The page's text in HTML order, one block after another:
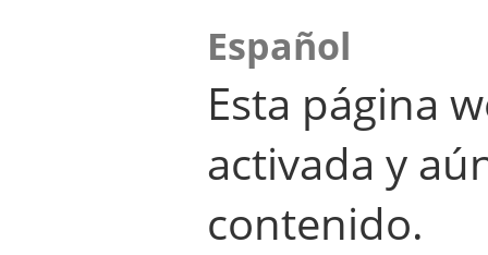
Español
Esta página
activada y
contenido.